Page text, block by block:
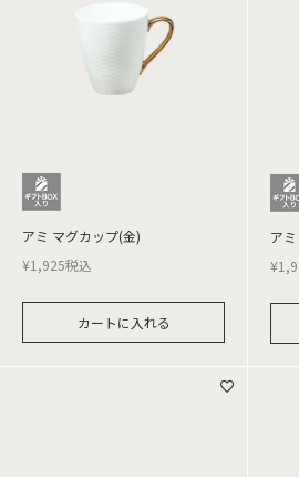
アミ マグカップ(金)
¥1,925税込
カートに入れる
ア
¥